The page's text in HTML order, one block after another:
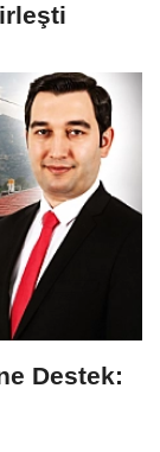
Destek: